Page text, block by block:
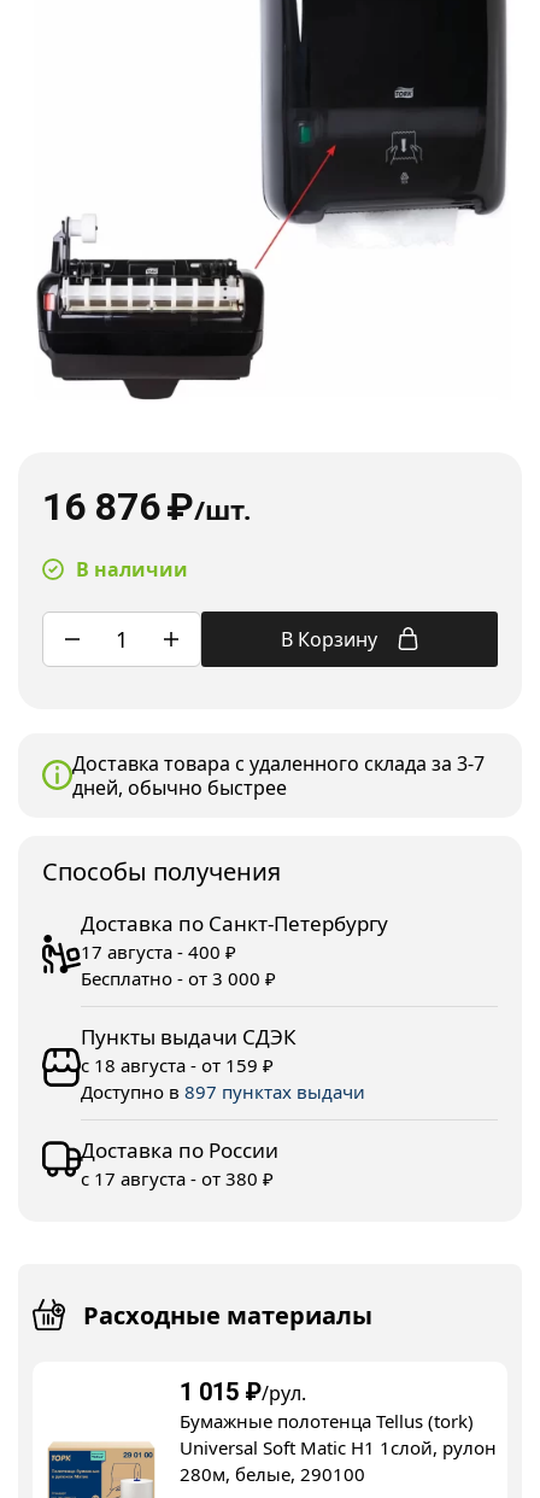
16 876₽/шт.
В наличии
В Корзину
Доставка товара с удаленного склада за 3-7
дней, обычно быстрее
Споcобы получения
Доставка по Санкт-Петербургу
17 августа - 400 ₽
Бесплатно - от 3 000 ₽
Пункты выдачи СДЭК
с 18 августа - от 159 ₽
Доступно в 897 пунктах выдачи
Доставка по России
с 17 августа - от 380 ₽
Расходные материалы
1 015 ₽/рул.
Бумажные полотенца Tellus (tork)
Universal Soft Matic H1 1слой, рулон
280м, белые, 290100